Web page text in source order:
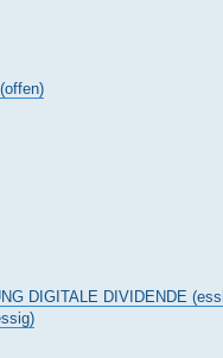
DIGITALE DIVIDENDE